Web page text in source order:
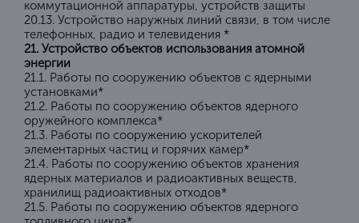
коммутационной аппаратуры, устройств защиты
20.13. Устройство наружных линий связи, в том числе
телефонных, радио и телевидения *
21. Устройство объектов использования атомной
энергии
21.1. Работы по сооружению объектов с ядерными
установками*
21.2. Работы по сооружению объектов ядерного
оружейного комплекса*
21.3. Работы по сооружению ускорителей
элементарных частиц и горячих камер*
21.4. Работы по сооружению объектов хранения
ядерных материалов и радиоактивных веществ,
хранилищ радиоактивных отходов*
21.5. Работы по сооружению объектов ядерного